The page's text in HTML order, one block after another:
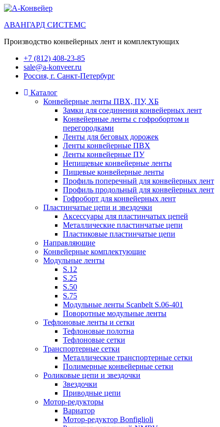
АВАНГАРД СИСТЕМС
Производство конвейерных лент и комплектующих
+7 (812) 408-23-85
sale@a-konveer.ru
Россия, г. Санкт-Петербург
Каталог
Конвейерные ленты ПВХ, ПУ, ХБ
Замки для соединения конвейерных лент
Конвейерные ленты с гофробортом и
перегородками
Ленты для беговых дорожек
Ленты конвейерные ПВХ
Ленты конвейерные ПУ
Непищевые конвейерные ленты
Пищевые конвейерные ленты
Профиль поперечный для конвейерных лент
Профиль продольный для конвейерных лент
Гофроборт для конвейерных лент
Пластинчатые цепи и звездочки
Аксессуары для пластинчатых цепей
Металлические пластинчатые цепи
Пластиковые пластинчатые цепи
Направляющие
Конвейерные комплектующие
Модульные ленты
S.12
S.25
S.50
S.75
Модульные ленты Scanbelt S.06-401
Поворотные модульные ленты
Тефлоновые ленты и сетки
Тефлоновые полотна
Тефлоновые сетки
Транспортерные сетки
Металлические транспортерные сетки
Полимерные конвейерные сетки
Роликовые цепи и звездочки
Звездочки
Приводные цепи
Мотор-редукторы
Вариатор
Мотор-редуктор Bonfiglioli